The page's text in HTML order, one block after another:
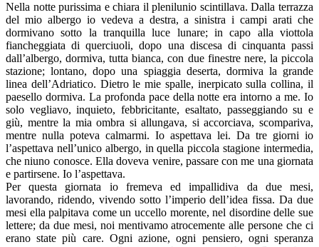
Nella notte purissima e chiara il plenilunio scintillava. Dalla terrazza
del mio albergo io vedeva a destra, a sinistra i campi arati che
dormivano sotto la tranquilla luce lunare; in capo alla viottola
fiancheggiata di querciuoli, dopo una discesa di cinquanta passi
dall’albergo, dormiva, tutta bianca, con due finestre nere, la piccola
stazione; lontano, dopo una spiaggia deserta, dormiva la grande
linea dell’Adriatico. Dietro le mie spalle, inerpicato sulla collina, il
paesello dormiva. La profonda pace della notte era intorno a me. Io
solo vegliavo, inquieto, febbricitante, esaltato, passeggiando su e
giù, mentre la mia ombra si allungava, si accorciava, scompariva,
mentre nulla poteva calmarmi. Io aspettava lei. Da tre giorni io
l’aspettava nell’unico albergo, in quella piccola stagione intermedia,
che niuno conosce. Ella doveva venire, passare con me una giornata
e partirsene. Io l’aspettava.
Per questa giornata io fremeva ed impallidiva da due mesi,
lavorando, ridendo, vivendo sotto l’imperio dell’idea fissa. Da due
mesi ella palpitava come un uccello morente, nel disordine delle sue
lettere; da due mesi, noi mentivamo atrocemente alle persone che ci
erano state più care. Ogni azione, ogni pensiero, ogni speranza